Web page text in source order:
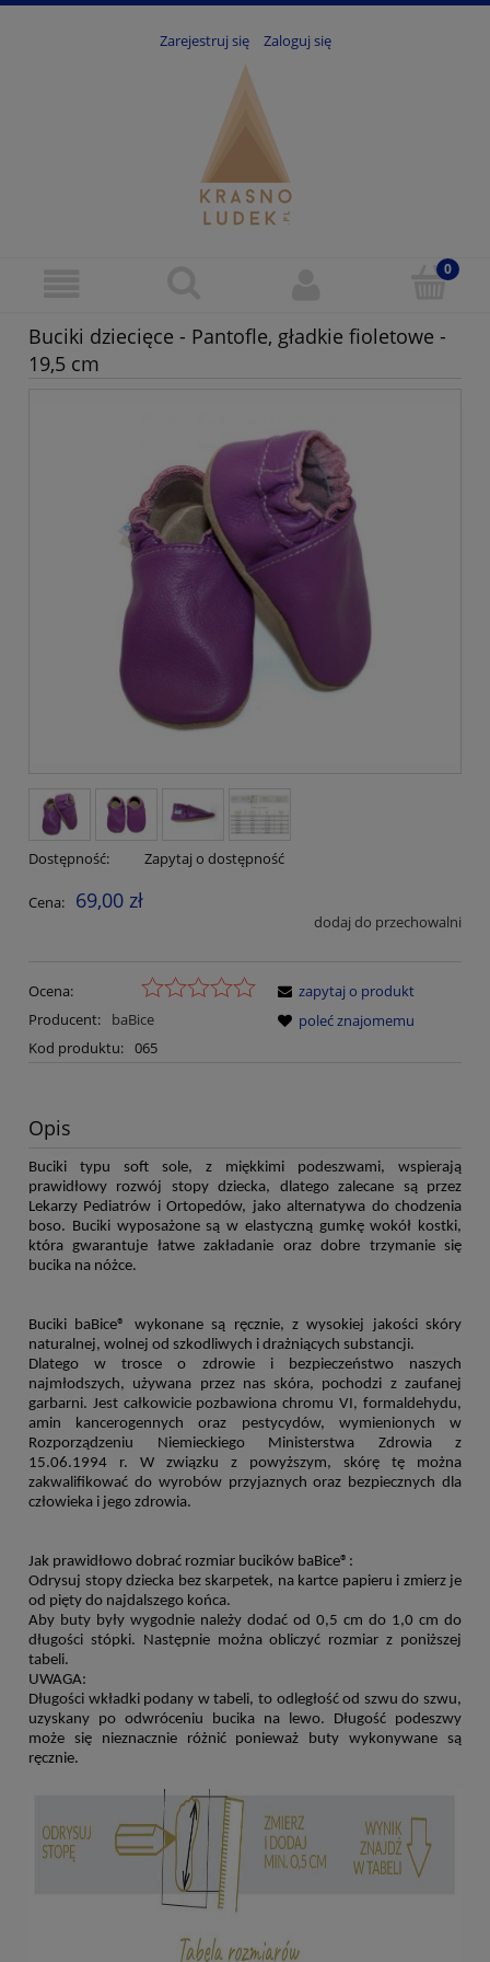
Zarejestruj się Zaloguj się
Buciki dziecięce - Pantofle, gładkie fioletowe -
19,5 cm
Dostępność: Zapytaj o dostępność
Cena: 69,00 zł
dodaj do przechowalni
Ocena:
Producent:
baBice
Kod produktu: 065
zapytaj o produkt
poleć znajomemu
Opis
Buciki typu soft sole, z miękkimi podeszwami, wspierają
prawidłowy rozwój stopy dziecka, dlatego zalecane są przez
Lekarzy Pediatrów i Ortopedów, jako alternatywa dochodzenia
boso. Buciki wyposażone są w elastyczną gumkę wokół kostki,
która gwarantuje łatwe zakładanie oraz dobre trzymanie się
bucika na nóżce.
Buciki baBice® wykonane są ręcznie, z wysokiej jakości skóry
naturalnej, wolnej od szkodliwych i drażniących substancji.
Dlatego w trosce o zdrowie i bezpieczeństwo naszych
najmłodszych, używana przez nas skóra, pochodzi z zaufanej
garbarni. Jest całkowicie pozbawiona chromu VI, formaldehydu,
amin kancerogennych oraz pestycydów, wymienionych w
Rozporządzeniu Niemieckiego Ministerstwa Zdrowia z
15.06.1994 r. W związku z powyższym, skórę tę można
zakwalifikować do wyrobówprzyjaznych oraz bezpiecznych dla
człowieka i jego zdrowia.
Jak prawidłowo dobrać rozmiar bucików baBice®:
Odrysuj stopy dziecka bez skarpetek, na kartce papieru i zmierz je
od pięty do najdalszego końca.
Aby buty były wygodnie należy dodać od 0,5 cm do 1,0 cm do
długości stópki. Następnie możnaobliczyć rozmiar z poniższej
tabeli.
UWAGA:
Długości wkładki podany w tabeli, to odległość od szwu do szwu,
uzyskany po odwróceniu
bucika na lewo. Długość podeszwy
może się nieznacznie różnić ponieważ buty wykonywane są
ręcznie.